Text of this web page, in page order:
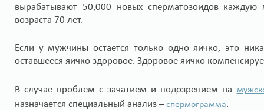
вырабатывают 50,000 новых сперматозоидов
возраста 70 лет.
Если у мужчины остается только одно яичко, это
оставшееся яичко здоровое. Здоровое яичко
В случае проблем с зачатием и подозрением на
назначается специальный анализ –спермограмма.